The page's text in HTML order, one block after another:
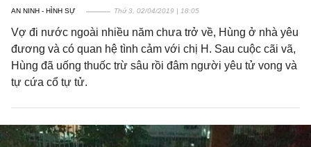
AN NINH - HÌNH SỰ Thứ 3, 02/04/2019 | 18:05
Vợ đi nước ngoài nhiều năm chưa trở về, Hùng ở nhà yêu
đương và có quan hệ tình cảm với chị H. Sau cuộc cãi vã,
Hùng đã uống thuốc trừ sâu rồi đâm người yêu tử vong và
tự cứa cổ tự tử.